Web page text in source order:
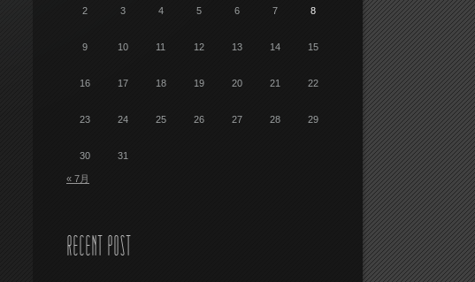
2 3 4 5 6 7 8
9 10 11 12 13 14 15
16 17 18 19 20 21 22
23 24 25 26 27 28 29
30 31
« 7月
RECENT POST